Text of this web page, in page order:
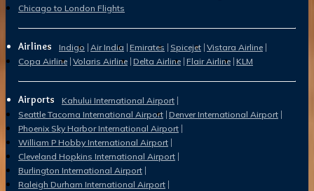
Chicago to London Flights
Airlines Indigo Air India Emirates Spicejet Vistara Airline
Copa Airline Volaris Airline Delta Airline Flair Airline KLM
Airports
Kahului International Airport
Seattle Tacoma International Airport Denver International Airport
Phoenix Sky Harbor International Airport
William P Hobby International Airport
Cleveland Hopkins International Airport
Burlington International Airport
Raleigh Durham International Airport